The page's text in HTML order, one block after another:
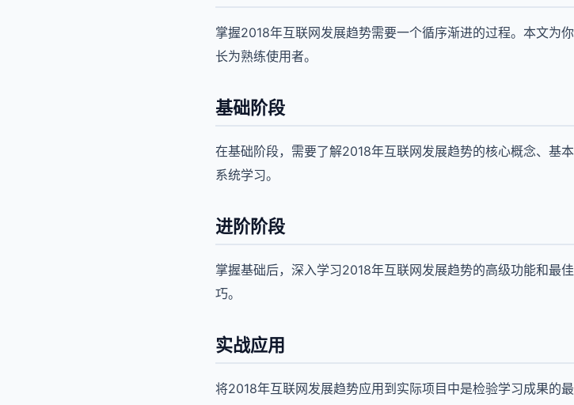
掌握2018年互联网发展趋势需要一个循序渐进的过程。本文为
长为熟练使用者。
基础阶段
在基础阶段，需要了解2018年互联网发展趋势的核心概念、基
系统学习。
进阶阶段
掌握基础后，深入学习2018年互联网发展趋势的高级功能和最
巧。
实战应用
将2018年互联网发展趋势应用到实际项目中是检验学习成果的